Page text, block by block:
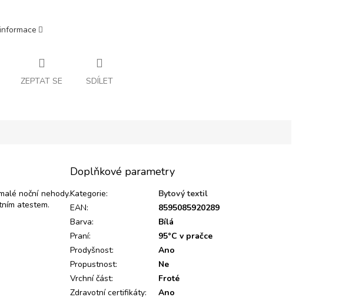
ZEPTAT SE SDÍLET
noční nehody.
atestem.
Doplňkové parametry
Kategorie:
Bytový textil
EAN:
8595085920289
Barva:
Bílá
Praní:
95°C v pračce
Prodyšnost:
Ano
Propustnost:
Ne
Vrchní část:
Froté
Zdravotní certifikáty:
Ano